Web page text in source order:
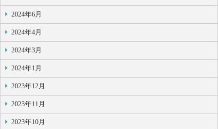
2024年6月
2024年4月
2024年3月
2024年1月
2023年12月
2023年11月
2023年10月